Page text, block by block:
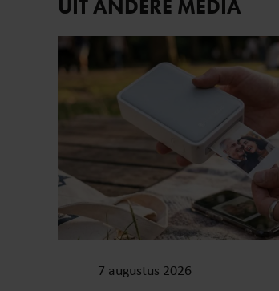
UIT ANDERE MEDIA
7 augustus 2026